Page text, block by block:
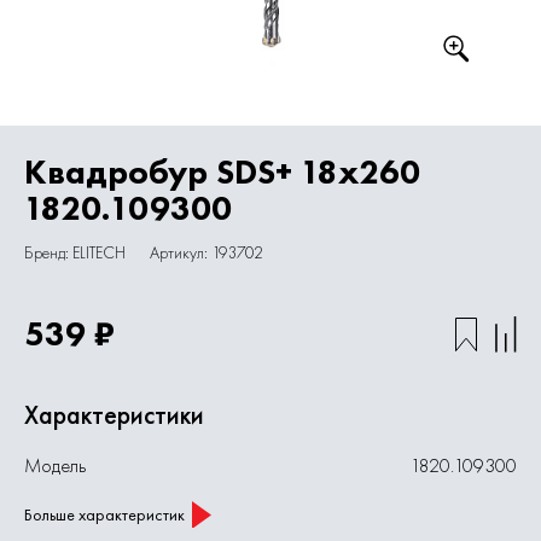
Квадробур SDS+ 18х260
1820.109300
Бренд: ELITECH Артикул: 193702
539 ₽
Характеристики
Модель 1820.109300
Больше характеристик